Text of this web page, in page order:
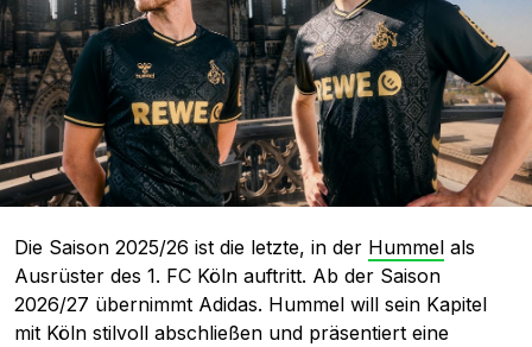
Die Saison 2025/26 ist die letzte, in der Hummel als
Ausrüster des 1. FC Köln auftritt. Ab der Saison
2026/27 übernimmt Adidas. Hummel will sein Kapitel
mit Köln stilvoll abschließen und präsentiert eine